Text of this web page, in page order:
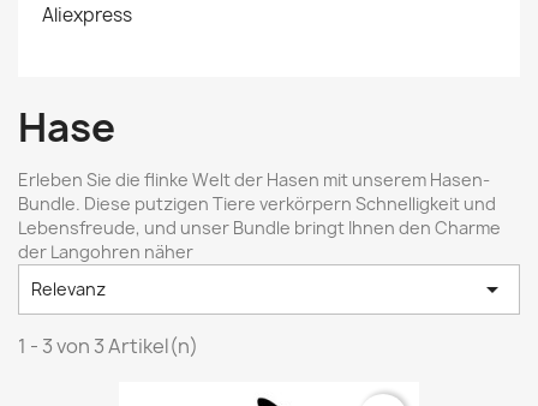
Aliexpress
Hase
Erleben Sie die flinke Welt der Hasen mit unserem Hasen-
Bundle. Diese putzigen Tiere verkörpern Schnelligkeit und
Lebensfreude, und unser Bundle bringt Ihnen den Charme
der Langohren näher
Relevanz

1 - 3 von 3 Artikel(n)